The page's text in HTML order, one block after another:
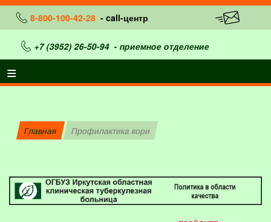
8-800-100-42-28 - call-центр
+7 (3952) 26-50-94- приемное отделение
Главная Профилактика кори